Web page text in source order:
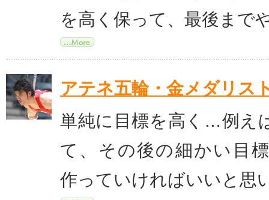
を高く保って、最後まで
アテネ五輪・金メダリス
単純に目標を高く…例え
て、その後の細かい目
作っていければいいと思